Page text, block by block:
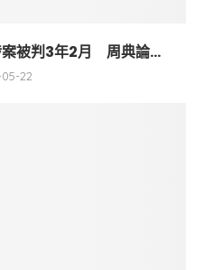
案被判3年2月 周典論...
22